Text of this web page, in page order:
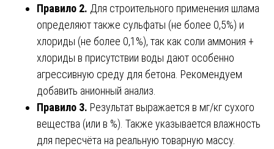
Правило 2. Для строительного применения шлама
определяют также сульфаты (не более 0,5%) и
хлориды (не более 0,1%), так как соли аммония +
хлориды в присутствии воды дают особенно
агрессивную среду для бетона. Рекомендуем
добавить анионный анализ.
Правило 3. Результат выражается в мг/кг сухого
вещества (или в %). Также указывается влажность
для пересчёта на реальную товарную массу.